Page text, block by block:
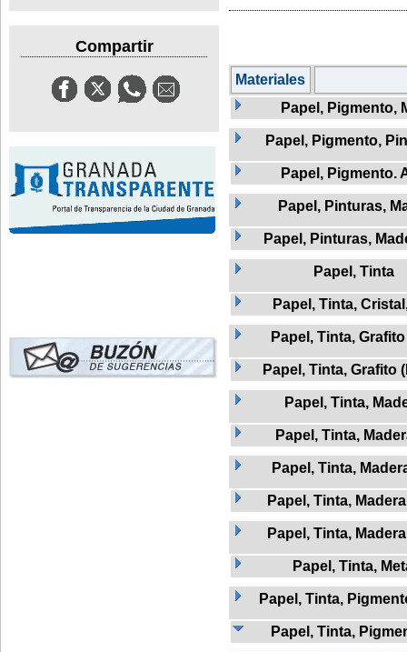
Compartir
Materiales
Papel, Pigmento,
Papel, Pigmento,
Papel, Pigmento.
Papel, Pinturas,
Papel, Pinturas,
Papel, Tinta
Papel, Tinta,
Papel, Tinta,
Papel, Tinta, Grafito
Papel, Tinta,
Papel, Tinta,
Papel, Tinta,
Papel, Tinta,
Papel, Tinta,
Papel, Tinta,
Papel, Tinta,
Papel, Tinta,